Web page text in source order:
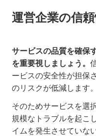
運営企業の信
サービスの品質を確保
を重要視しましょう。
ービスの安全性が担保
のリスクが低減します。
そのためサービスを選
規模なトラブルを起こ
イムを発生させていな